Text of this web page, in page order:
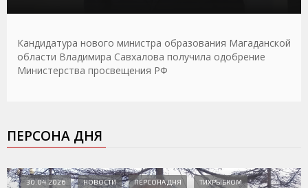
Кандидатура нового министра образования Магаданской
области Владимира Савхалова получила одобрение
Министерства просвещения РФ
ПЕРСОНА ДНЯ
30.04.2026 НОВОСТИ ПЕРСОНА ДНЯ ТИХРЫБКОМ